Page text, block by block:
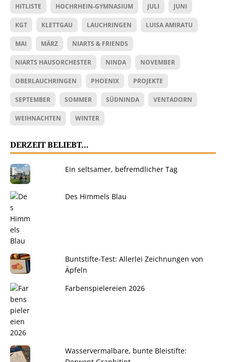
HITLISTE HOCHRHEIN-GYMNASIUM JULI JUNI
KGT KLETTGAU LAUCHRINGEN LUISA AMIRATU
MAI MÄRZ NIARTS & FRIENDS
NIARTS HAUSORCHESTER NINDA NOVEMBER
OBERLAUCHRINGEN PHOENIX PROJEKTE
SEPTEMBER SOMMER SÜDNINDA VENTADORN
WEIHNACHTEN WINTER
DERZEIT BELIEBT…
Ein seltsamer, befremdlicher Tag
Des Himmels Blau
Buntstifte-Test: Allerlei Zeichnungen von
Äpfeln
Farbenspielereien 2026
Wasservermalbare, bunte Bleistifte: